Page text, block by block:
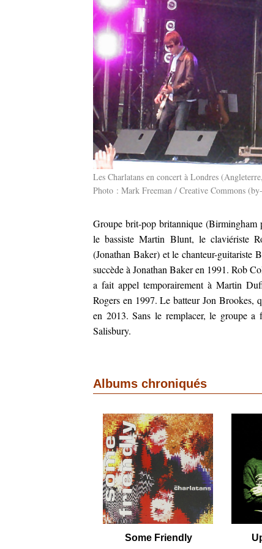
Les Charlatans en concert à Londres
Photo : Mark Freeman / Creative Commons
Groupe brit-pop britannique (Birmingham
le bassiste Martin Blunt, le claviériste
(Jonathan Baker) et le chanteur-
succède à Jonathan Baker en 1991. Rob
a fait appel temporairement à Martin
Rogers en 1997. Le batteur Jon Brookes,
en 2013. Sans le remplacer, le groupe
Salisbury.
Albums chroniqués
Some Friendly